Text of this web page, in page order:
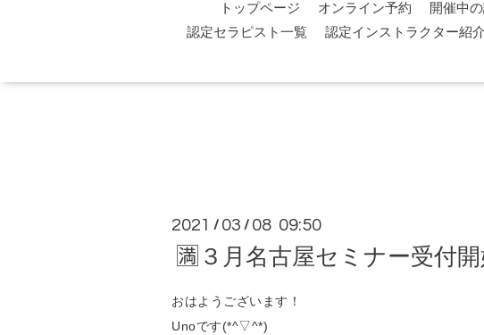
トップページ オンライン予約 開催中
認定セラピスト一覧
認定インストラクター紹介
2021 / 03 / 08 09:50
🈵３月名古屋セミナー受付開
おはようございます！
Unoです(*^▽^*)